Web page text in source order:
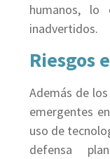
humanos, lo
inadvertidos.
Riesgos
Además de
emergentes
uso de
defensa